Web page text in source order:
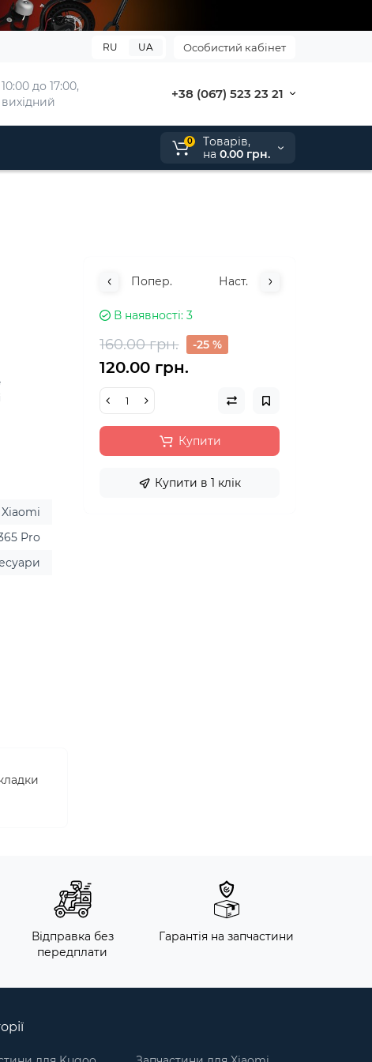
Особистий кабінет
RU UA
до 17:00,
+38 (067) 523 23 21
0
Tоварів,
на 0.00 грн.
Xiaomi
Pro
Попер. Наст.
В наявності 3
160.00 грн. -25 %
120.00 грн.
Купити
Купити в 1 клік
Відправка без
передплати
Гарантія на запчастини